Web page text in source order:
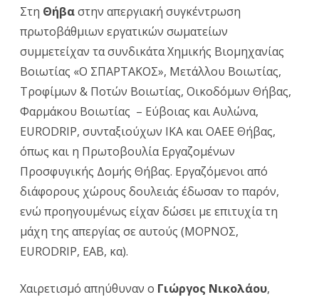
Στη Θήβαστην απεργιακή συγκέντρωση
πρωτοβάθμιων εργατικών σωματείων
συμμετείχαν τα συνδικάτα Χημικής Βιομηχανίας
Βοιωτίας «Ο ΣΠΑΡΤΑΚΟΣ», Μετάλλου Βοιωτίας,
Τροφίμων & Ποτών Βοιωτίας, Οικοδόμων Θήβας,
Φαρμάκου Βοιωτίας – Εύβοιας και Αυλώνα,
EURODRIP, συνταξιούχων ΙΚΑ και ΟΑΕΕ Θήβας,
όπως και η Πρωτοβουλία Εργαζομένων
Προσφυγικής Δομής Θήβας. Εργαζόμενοι από
διάφορους χώρους δουλειάς έδωσαν το παρόν,
ενώ προηγουμένως είχαν δώσει με επιτυχία τη
μάχη της απεργίας σε αυτούς (ΜΟΡΝΟΣ,
EURODRIP, ΕΑΒ, κα).
Χαιρετισμό απηύθυναν ο Γιώργος Νικολάου,